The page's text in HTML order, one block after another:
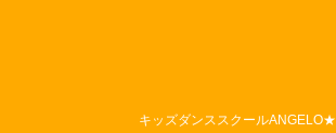
キッズダンススクールANGELO★